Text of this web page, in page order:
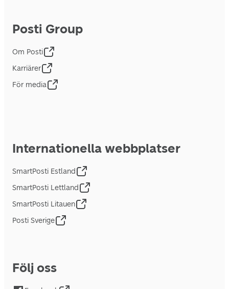
Posti Group
Om Posti
Karriärer
För media
Internationella webbplatser
SmartPosti Estland
SmartPosti Lettland
SmartPosti Litauen
Posti Sverige
Följ oss